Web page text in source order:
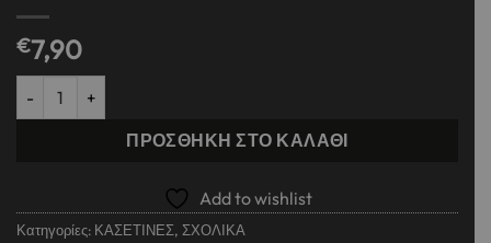
€7,90
ΚΑΣΕΤΙΝΑ MUST ΤΕΑΜ ENERGY 21Χ6Χ9ΕΚ 2 ΦΕΡΜΟΥΑΡ Heart
ΠΡΟΣΘΉΚΗ ΣΤΟ ΚΑΛΆΘΙ
Add to wishlist
Κατηγορίες: ΚΑΣΕΤΙΝΕΣ, ΣΧΟΛΙΚΑ